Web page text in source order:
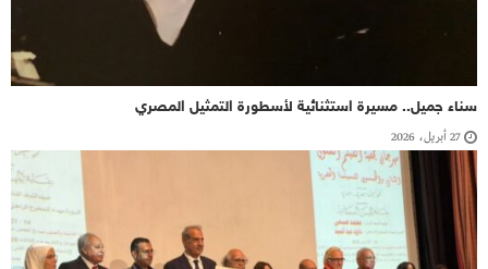
سناء جميل.. مسيرة استثنائية لأسطورة التمثيل المصري
27 أبريل، 2026